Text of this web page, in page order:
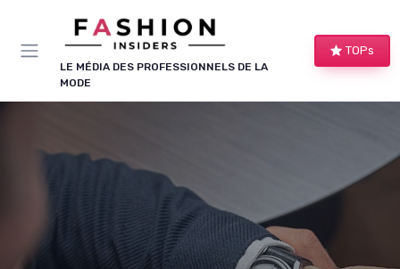
LE MÉDIA DES PROFESSIONNELS DE LA
MODE
TOPs